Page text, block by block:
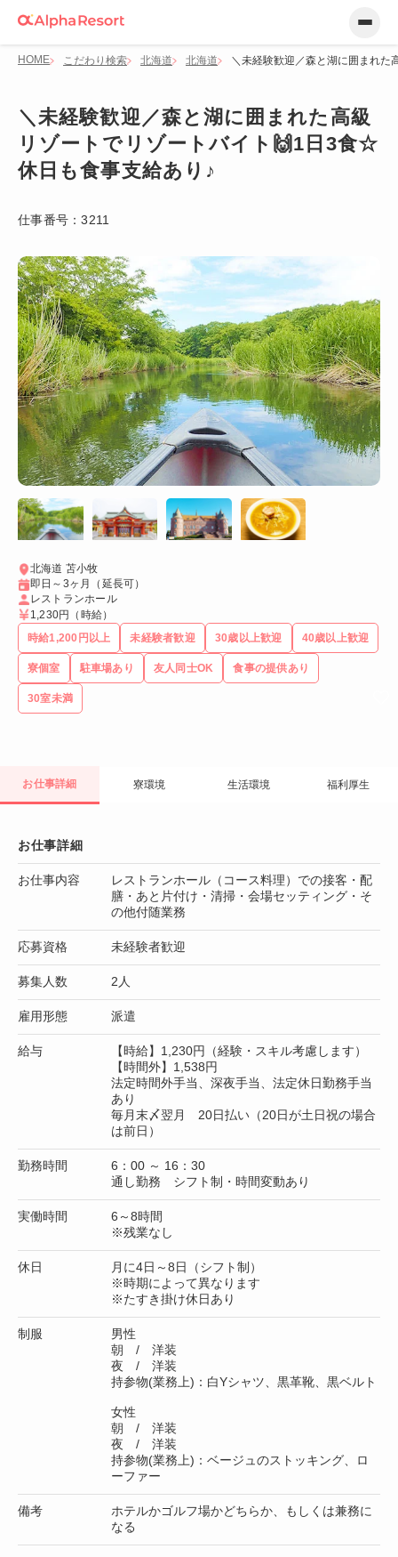
HOME こだわり検索 北海道 北海道 ＼未経験歓迎／森と湖に囲まれ
＼未経験歓迎／森と湖に囲まれた高級
リゾートでリゾートバイト🙌1日3食☆
休日も食事支給あり♪
仕事番号：3211
北海道 苫小牧
即日～3ヶ月（延長可）
レストランホール
1,230円 （時給）
時給1,200円以上
未経験者歓迎 30歳以上歓迎 40歳以上歓迎
寮個室 駐車場あり 友人同士OK 食事の提供あり
30室未満
お仕事詳細 寮環境 生活環境 福利厚生
お仕事詳細
お仕事内容
レストランホール（コース料理）での接客・配
膳・あと片付け・清掃・会場セッティング・そ
の他付随業務
応募資格 未経験者歓迎
募集人数 2人
雇用形態 派遣
給与
【時給】1,230円（経験・スキル考慮します）
【時間外】1,538円
法定時間外手当、深夜手当、法定休日勤務手当
あり
毎月末〆翌月 20日払い（20日が土日祝の場合
は前日）
勤務時間
6：00 ～ 16：30
通し勤務 シフト制・時間変動あり
実働時間
6～8時間
※残業なし
休日
月に4日～8日（シフト制）
※時期によって異なります
※たすき掛け休日あり
制服
男性
朝 / 洋装
夜 / 洋装
持参物(業務上)：白Yシャツ、黒革靴、黒ベルト
女性
朝 / 洋装
夜 / 洋装
持参物(業務上)：ベージュのストッキング、ロ
ーファー
備考
ホテルかゴルフ場かどちらか、もしくは兼務に
なる